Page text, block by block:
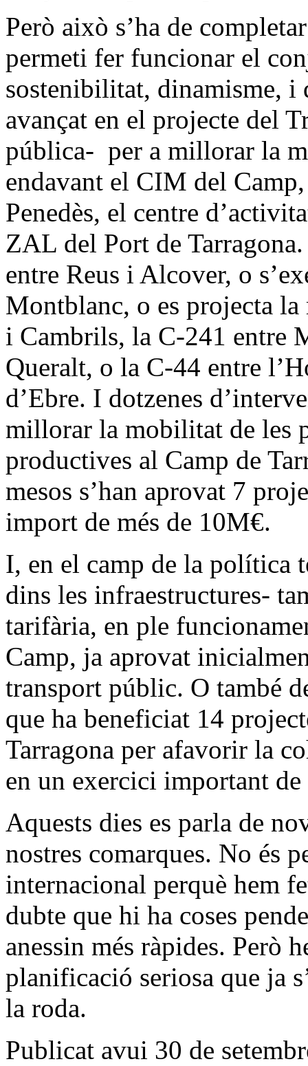
Però això s’ha de
permeti fer funcionar el
sostenibilitat, dinamisme, i
avançat en el projecte del
pública- per a millorar la
endavant el CIM del
Penedès, el centre
ZAL del Port de
entre Reus i Alcover, o
Montblanc, o es projecta
i Cambrils, la C-241 entre
Queralt, o la C-44 entre
d’Ebre. I dotzenes
millorar la mobilitat de les
productives al Camp de
mesos s’han aprovat 7
import de més de 10M€.
I, en el camp de la política
dins les infraestructures-
tarifària, en ple
Camp, ja aprovat
transport públic. O també
que ha beneficiat 14
Tarragona per afavorir la
en un exercici important
Aquests dies es parla de
nostres comarques. No és
internacional perquè hem
dubte que hi ha coses
anessin més ràpides. Però
planificació seriosa que ja
la roda.
Publicat avui 30 de